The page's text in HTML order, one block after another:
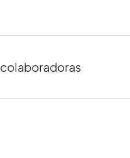
colaboradoras